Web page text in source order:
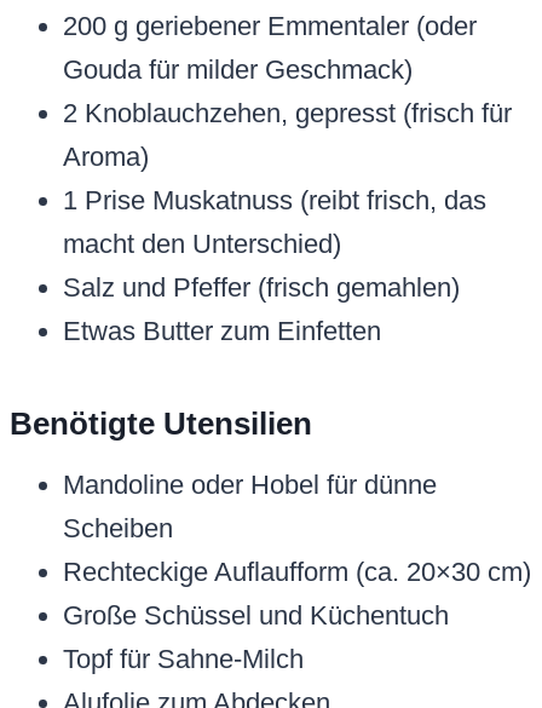
200 g geriebener Emmentaler (oder
Gouda für milder Geschmack)
2 Knoblauchzehen, gepresst (frisch für
Aroma)
1 Prise Muskatnuss (reibt frisch, das
macht den Unterschied)
Salz und Pfeffer (frisch gemahlen)
Etwas Butter zum Einfetten
Benötigte Utensilien
Mandoline oder Hobel für dünne
Scheiben
Rechteckige Auflaufform (ca. 20×30 cm)
Große Schüssel und Küchentuch
Topf für Sahne-Milch